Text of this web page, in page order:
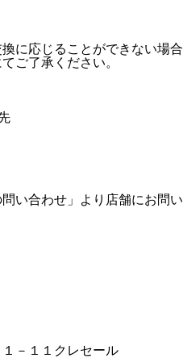
に応じることができない場合
ご了承ください。
い合わせ」より店舗にお問い
－１１クレセール